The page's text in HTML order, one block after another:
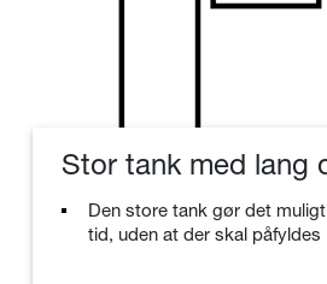
Stor tank med lang
Den store tank gør det
tid, uden at der skal